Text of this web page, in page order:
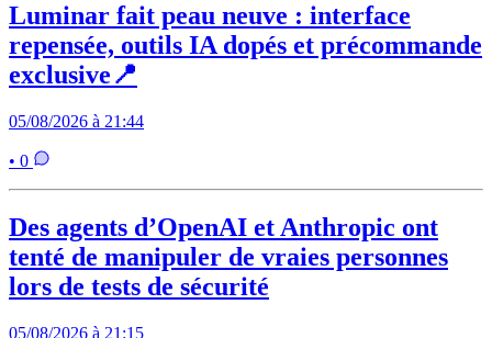
Luminar fait peau neuve : interface
repensée, outils IA dopés et précommande
exclusive📍
05/08/2026 à 21:44
• 0
Des agents d’OpenAI et Anthropic ont
tenté de manipuler de vraies personnes
lors de tests de sécurité
05/08/2026 à 21:15